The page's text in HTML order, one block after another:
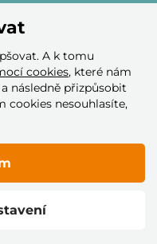
karty
s.r.o.
A k tomu
cookies, které nám
následně přizpůsobit
cookies nesouhlasíte,